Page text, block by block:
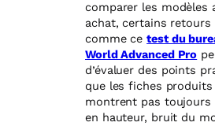
comparer les modèles
achat, certains retours
comme cetest du
World Advanced Pro
d’évaluer des points
que les fiches produits
montrent pas toujours
en hauteur, bruit du